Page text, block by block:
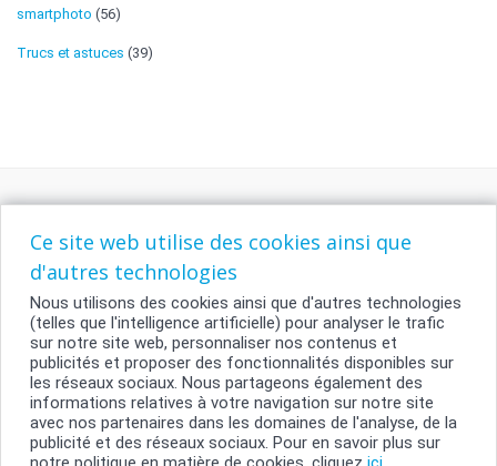
Ce site web utilise des cookies ainsi que
d'autres technologies
Nous utilisons des cookies ainsi que d'autres technologies
(telles que l'intelligence artificielle) pour analyser le trafic
sur notre site web, personnaliser nos contenus et
publicités et proposer des fonctionnalités disponibles sur
les réseaux sociaux. Nous partageons également des
informations relatives à votre navigation sur notre site
avec nos partenaires dans les domaines de l'analyse, de la
publicité et des réseaux sociaux. Pour en savoir plus sur
smartphoto (56)
Trucs et astuces (39)
Contact
Conditions générales
Vie privée
Gestion des cookies